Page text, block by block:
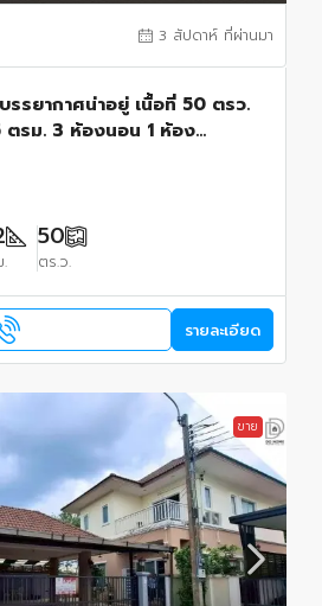
3 สัปดาห์ ที่ผ่านมา
รรยากาศน่าอยู่ เนื้อที่ 50 ตรว.
ตรม. 3 ห้องนอน 1 ห้อง
น้ำ ที่จอดรถ 2 คัน
.
50
ตร.ว.
รายละเอียด
ขาย